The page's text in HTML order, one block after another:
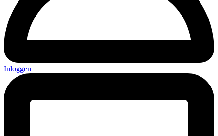
Inloggen